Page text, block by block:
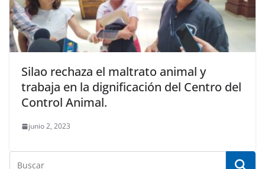
Silao rechaza el maltrato animal y
trabaja en la dignificación del Centro del
Control Animal.
junio 2, 2023